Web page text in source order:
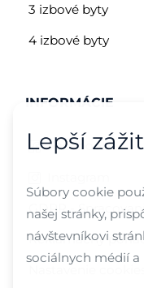
3 izbové byty
4 izbové byty
INFORMÁCIE
Facebook
GDPR -
Reklamačný
Nastavenie cookies
Lepší
Súbory cookie
našej stránky,
návštevníkovi
sociálnych médií a